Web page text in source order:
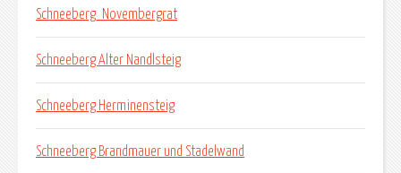
Schneeberg_Novembergrat
Schneeberg Alter Nandlsteig
Schneeberg Herminensteig
Schneeberg Brandmauer und Stadelwand